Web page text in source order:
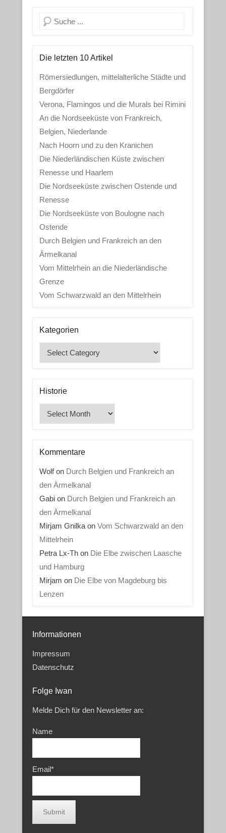
Search
Die letzten 10 Artikel
Römersiedlungen, mittelalterliche Städte und
Bergdörfer
Verona, Flamingos und die Murals bei Rimini
An die Nordseeküste von Frankreich,
Belgien, Niederlande
Nach Hoorn und zu den Kranichen
Die Niederländischen Küste zwischen
Renesse und Haarlem
Die Nordseeküste zwischen Ostende und
Renesse
Die Nordseeküste von Boulogne nach
Ostende
Durch Belgien und Frankreich an den
Ärmelkanal
Vom Mittelrhein an die Niederländische
Grenze
Vom Schwarzwald an den Mittelrhein
Kategorien
Kategorien
Historie
Historie
Kommentare
Wolfon Durch Belgien und Frankreich an
den Ärmelkanal
Gabion Durch Belgien und Frankreich an
den Ärmelkanal
Mirjam Gnilkaon Vom Schwarzwald an den
Mittelrhein
Petra Lx-Thon Die Elbe zwischen Laasche
und Hamburg
Mirjam on Die Elbe von Magdeburg bis
Lenzen
Informationen
Impressum
Datenschutz
Folge Iwan
Melde Dich für den Newsletter an:
Name
Email*